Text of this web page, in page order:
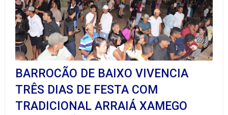
BARROCÃO DE BAIXO VIVENCIA
TRÊS DIAS DE FESTA COM
TRADICIONAL ARRAIÁ XAMEGO